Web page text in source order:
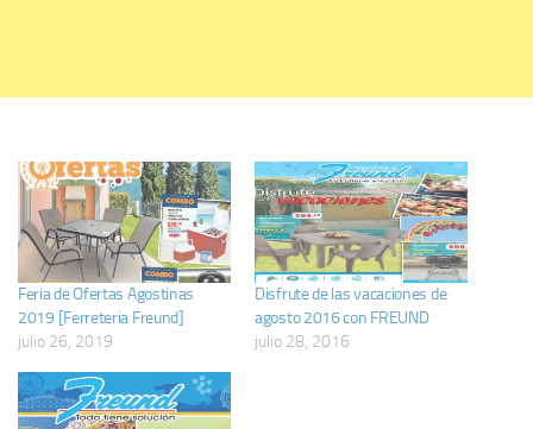
Feria de Ofertas Agostinas
2019 [Ferreteria Freund]
julio 26, 2019
Disfrute de las vacaciones de
agosto 2016 con FREUND
julio 28, 2016